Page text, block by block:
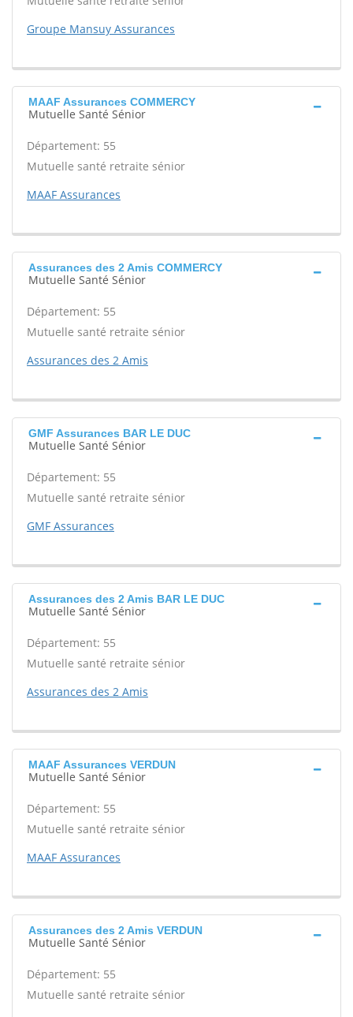
Groupe Mansuy Assurances
MAAF Assurances COMMERCY
Mutuelle Santé Sénior
Département: 55
Mutuelle santé retraite sénior
MAAF Assurances
Assurances des 2 Amis COMMERCY
Mutuelle Santé Sénior
Département: 55
Mutuelle santé retraite sénior
Assurances des 2 Amis
GMF Assurances BAR LE DUC
Mutuelle Santé Sénior
Département: 55
Mutuelle santé retraite sénior
GMF Assurances
Assurances des 2 Amis BAR LE DUC
Mutuelle Santé Sénior
Département: 55
Mutuelle santé retraite sénior
Assurances des 2 Amis
MAAF Assurances VERDUN
Mutuelle Santé Sénior
Département: 55
Mutuelle santé retraite sénior
MAAF Assurances
Assurances des 2 Amis VERDUN
Mutuelle Santé Sénior
Département: 55
Mutuelle santé retraite sénior